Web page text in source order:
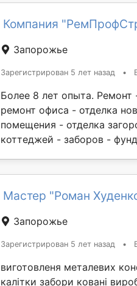
Компания
Запорожье
Зарегистрирован 5 лет назад •
Более 8 лет опыта.
ремонт офиса - отделка
помещения - отделка
коттеджей - заборов -
Мастер "Роман
Запорожье
Зарегистрирован 5 лет назад •
виготовленя металевих
калітки забори ковані